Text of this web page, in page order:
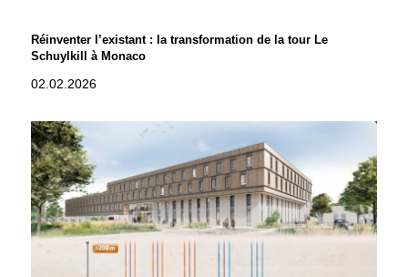
Réinventer l’existant : la transformation de la tour Le
Schuylkill à Monaco
02.02.2026